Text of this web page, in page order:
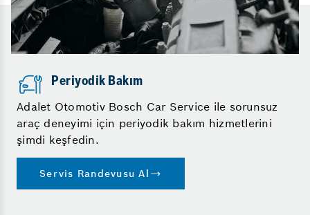
Periyodik Bakım
Adalet Otomotiv Bosch Car Service ile sorunsuz
araç deneyimi için periyodik bakım hizmetlerini
şimdi keşfedin.
Servis Randevusu Al